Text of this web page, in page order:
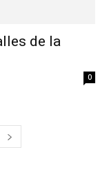
de la
0